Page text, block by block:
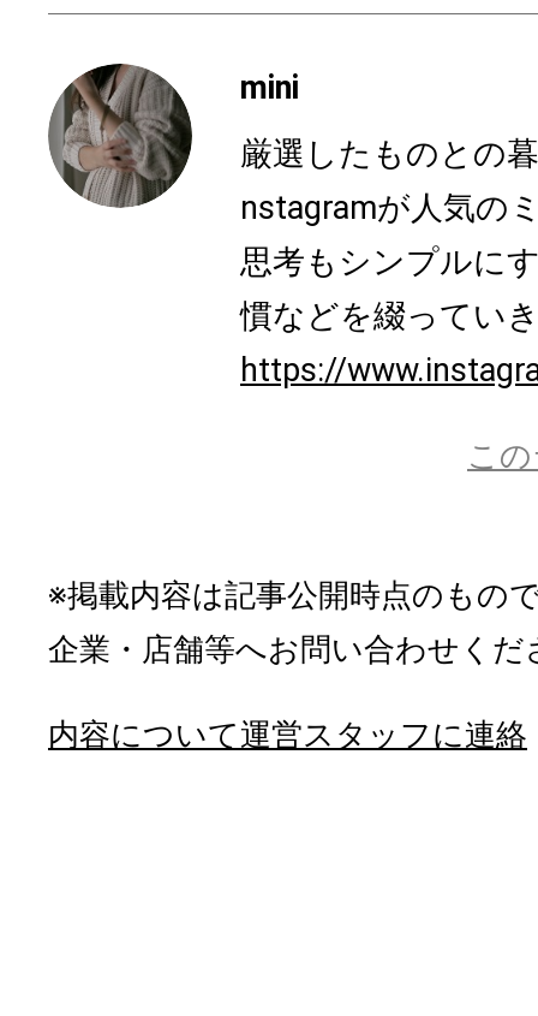
mini
厳選したものとの
nstagramが人気の
思考もシンプルに
慣などを綴ってい
https://
こ
※掲載内容は記事公開時点のもの
企業・店舗等へお問い合わせくだ
内容について運営スタッフに連絡